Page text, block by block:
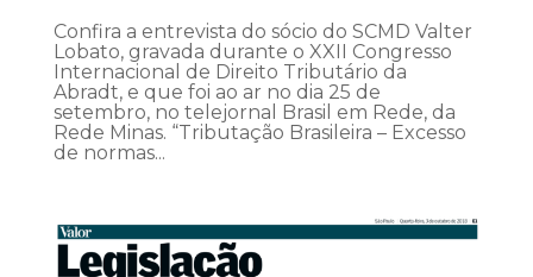
Confira a entrevista do sócio do SCMD Valter
Lobato, gravada durante o XXII Congresso
Internacional de Direito Tributário da
Abradt, e que foi ao ar no dia 25 de
setembro, no telejornal Brasil em Rede, da
Rede Minas. “Tributação Brasileira – Excesso
de normas...